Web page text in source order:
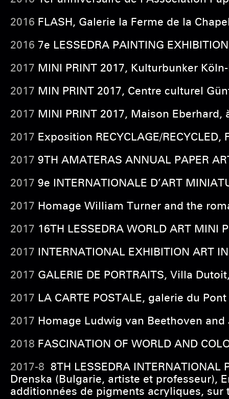
2016 FLASH, Galerie la Ferme de la
2016 7e LESSEDRA PAINTING
2017 MINI PRINT 2017, Kulturbunker
2017 MIN PRINT 2017, Centre culturel
2017 MINI PRINT 2017, Maison
2017 Exposition RECYCLAGE/
2017 9TH AMATERAS ANNUAL PAPER
2017 9e INTERNATIONALE D’ART
2017 Homage William Turner and the
2017 16TH LESSEDRA WORLD ART
2017 INTERNATIONAL EXHIBITION ART
2017 GALERIE DE PORTRAITS, Villa
2017 LA CARTE POSTALE, galerie du
2017 Homage Ludwig van Beethoven
2018 FASCINATION OF WORLD AND
2017-8 8TH LESSEDRA
Drenska (Bulgarie, artiste et professeur),
additionnées de pigments acryliques,